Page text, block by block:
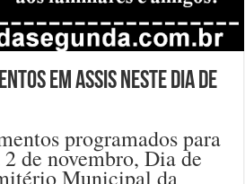
em Assis neste dia de
programados para
de novembro, Dia de
Municipal da